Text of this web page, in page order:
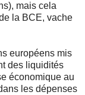
mais cela
la BCE, vache
européens mis
des liquidités
économique au
les dépenses